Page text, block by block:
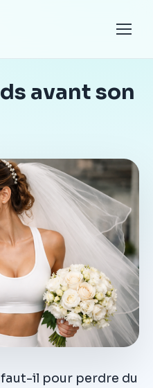
Menu
avant son
il pour perdre du